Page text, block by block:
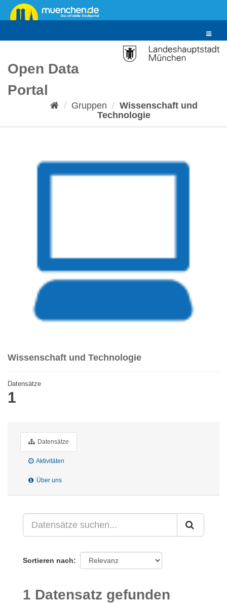
Überspringen
zum
Toggle
Open Data
Portal
Gruppen
Wissenschaft und
Technologie
Wissenschaft und Technologie
Datensätze
1
Datensätze
Aktivitäten
Über uns
Sortieren nach
1 Datensatz gefunden